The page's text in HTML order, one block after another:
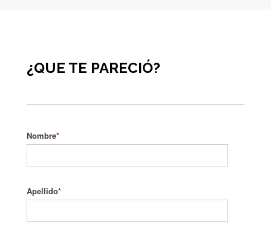
¿QUE TE PARECIÓ?
Nombre*
Apellido*